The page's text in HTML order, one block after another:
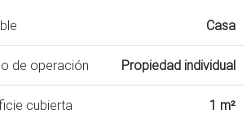
Casa
de operación Propiedad individual
cubierta 1 m²